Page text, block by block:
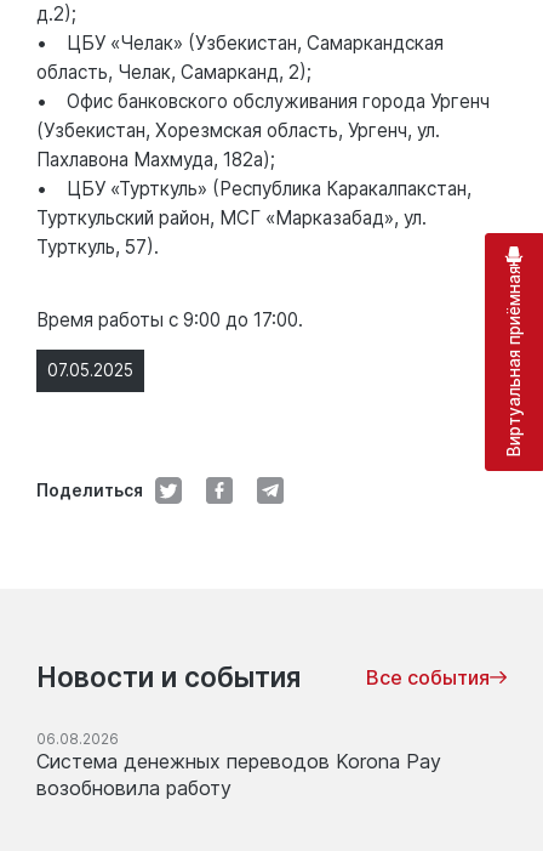
07.05.2025
Поделиться
д.2);
• ЦБУ «Челак» (Узбекистан, Самаркандская
область, Челак, Самарканд, 2);
• Офис банковского обслуживания города Ургенч
(Узбекистан, Хорезмская область, Ургенч, ул.
Пахлавона Махмуда, 182а);
• ЦБУ «Турткуль» (Республика Каракалпакстан,
Турткульский район, МСГ «Марказабад», ул.
Турткуль, 57).
Время работы с 9:00 до 17:00.
Новости и события Все события
06.08.2026
Система денежных переводов Korona Pay
возобновила работу
Виртуальная приёмная